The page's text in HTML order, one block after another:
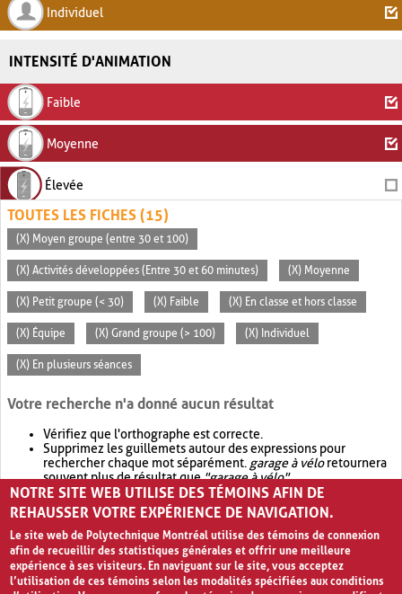
Individuel
INTENSITÉ D'ANIMATION
Faible
Moyenne
Élevée
TOUTES LES FICHES (15)
(X) Moyen groupe (entre 30 et 100)
(X) Activités développées (Entre 30 et 60 minutes) (X) Moyenne
(X) Petit groupe (< 30) (X) Faible (X) En classe et hors classe
(X) Équipe (X) Grand groupe (> 100) (X) Individuel
(X) En plusieurs séances
Votre recherche n'a donné aucun résultat
Vérifiez que l'orthographe est correcte.
Supprimez les guillemets autour des expressions pour
rechercher chaque mot séparément. garage à véloretournera
souvent plus de résultat que"garage à vélo".
Envisagez d'élargir votre recherche avec OR.garage OR vélo
retournera souvent plus de résultat quegarage à vélo
NOTRE SITE WEB UTILISE DES TÉMOINS AFIN DE
REHAUSSER VOTRE EXPÉRIENCE DE NAVIGATION.
Le site web de Polytechnique Montréal utilise des témoins de connexion
afin de recueillir des statistiques générales et offrir une meilleure
expérience à ses visiteurs. En naviguant sur le site, vous acceptez
l’utilisation de ces témoins selon les modalités spécifiées aux conditions